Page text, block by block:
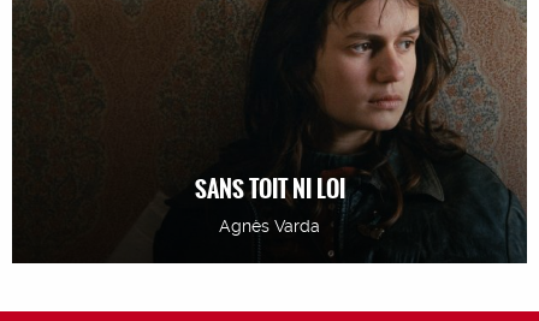
SANS TOIT NI LOI
Agnès Varda